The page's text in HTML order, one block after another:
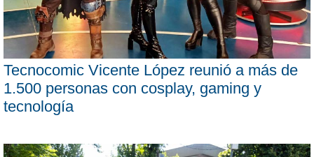
Tecnocomic Vicente López reunió a más de
1.500 personas con cosplay, gaming y
tecnología